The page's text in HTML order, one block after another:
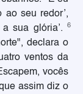
seu redor’,
sua glória’.
6
declara o
ventos da
vocês
assim diz o